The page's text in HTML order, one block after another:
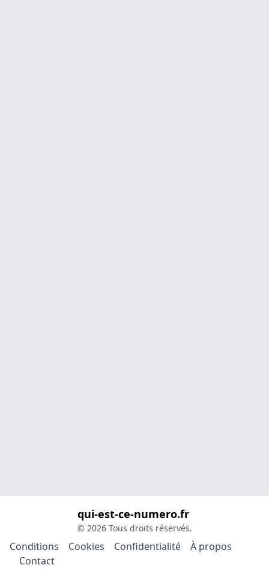
qui-est-ce-numero.fr
© 2026 Tous droits réservés.
Conditions Cookies Confidentialité
À propos
Contact